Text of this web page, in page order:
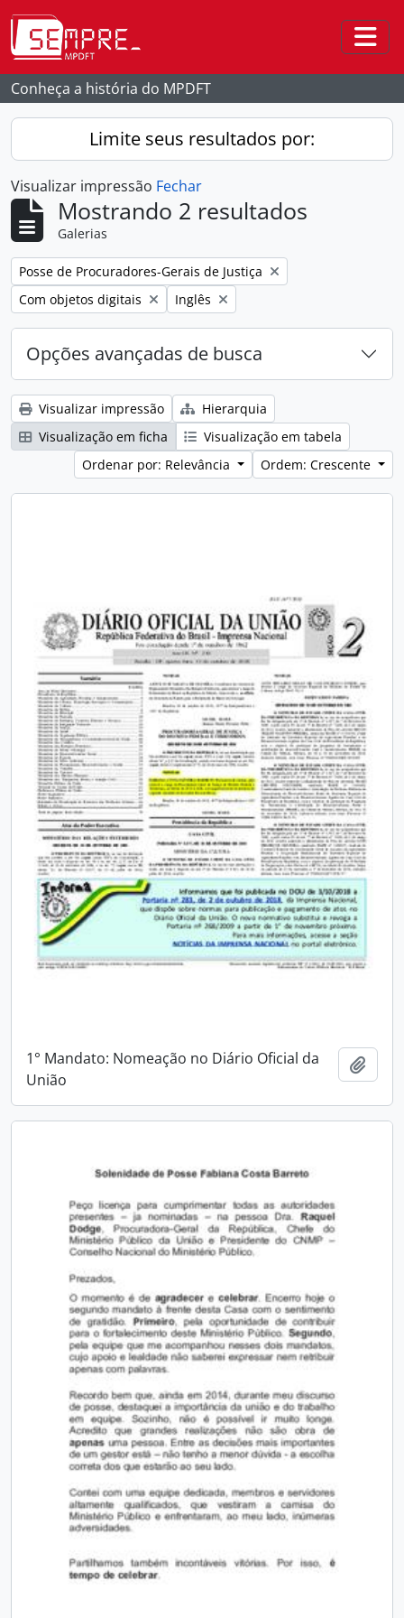
Skip to main content
Conheça a história do MPDFT
Limite seus resultados por:
Visualizar impressão Fechar
Mostrando 2 resultados
Galerias
Remover filtro:
Posse de Procuradores-Gerais de Justiça
Remover filtro:
Com objetos digitais Remover filtro:
Inglês
Opções avançadas de busca
Visualizar impressão
Hierarquia
Visualização em ficha
Visualização em tabela
Ordenar por: Relevância
Ordem: Crescente
1° Mandato: Nomeação no Diário Oficial da
União